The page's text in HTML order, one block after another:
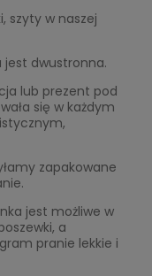
szyty w naszej
jest dwustronna.
lub prezent pod
się w każdym
zapakowane
jest możliwe w
a
pranie lekkie i